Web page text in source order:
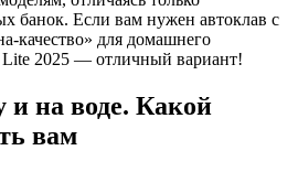
банок. Если вам нужен автоклав с
качество» для домашнего
Lite 2025 — отличный вариант!
и на воде. Какой
вам